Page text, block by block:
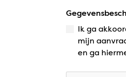
Ik ga
mijn
en ga